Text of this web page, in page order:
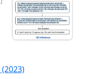
(opens in a new